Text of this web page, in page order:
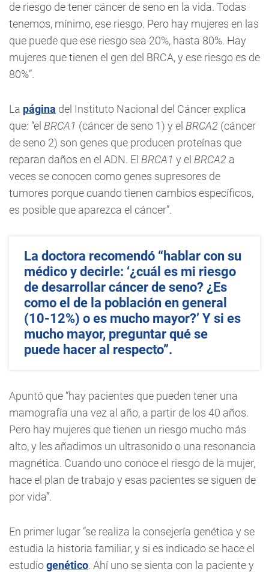
de riesgo de tener cáncer de seno en la vida. Todas
tenemos, mínimo, ese riesgo. Pero hay mujeres en las
que puede que ese riesgo sea 20%, hasta 80%. Hay
mujeres que tienen el gen del BRCA, y ese riesgo es de
80%”.
La página del Instituto Nacional del Cáncer explica
que: “el BRCA1 (cáncer de seno 1) y el BRCA2 (cáncer
de seno 2) son genes que producen proteínas que
reparan daños en el ADN. El BRCA1 y el BRCA2 a
veces se conocen como genes supresores de
tumores porque cuando tienen cambios específicos,
es posible que aparezca el cáncer”.
La doctora recomendó “hablar con su
médico y decirle: ‘¿cuál es mi riesgo
de desarrollar cáncer de seno? ¿Es
como el de la población en general
(10-12%) o es mucho mayor?’ Y si es
mucho mayor, preguntar qué se
puede hacer al respecto”.
Apuntó que “hay pacientes que pueden tener una
mamografía una vez al año, a partir de los 40 años.
Pero hay mujeres que tienen un riesgo mucho más
alto, y les añadimos un ultrasonido o una resonancia
magnética. Cuando uno conoce el riesgo de la mujer,
hace el plan de trabajo y esas pacientes se siguen de
por vida”.
En primer lugar “se realiza la consejería genética y se
estudia la historia familiar, y si es indicado se hace el
estudiogenético. Ahí uno se sienta con la paciente y